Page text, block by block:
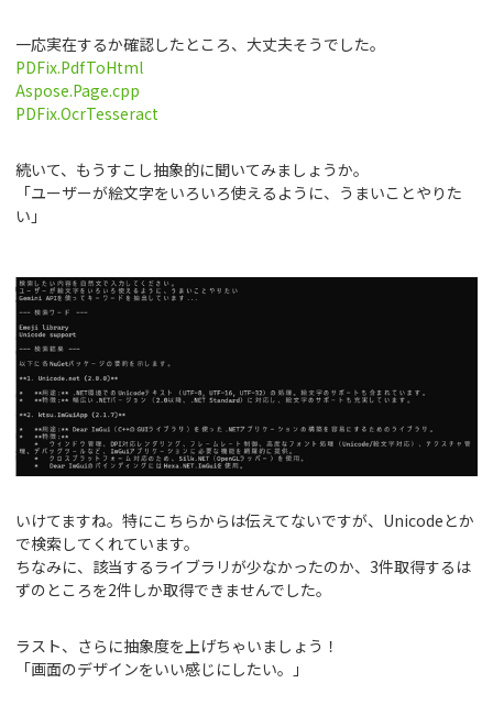
一応実在するか確認したところ、大丈夫そうでした。
PDFix.PdfToHtml
Aspose.Page.cpp
PDFix.OcrTesseract
続いて、もうすこし抽象的に聞いてみましょうか。
「ユーザーが絵文字をいろいろ使えるように、うまいことやりた
い」
いけてますね。特にこちらからは伝えてないですが、Unicodeとか
で検索してくれています。
ちなみに、該当するライブラリが少なかったのか、3件取得するは
ずのところを2件しか取得できませんでした。
ラスト、さらに抽象度を上げちゃいましょう！
「画面のデザインをいい感じにしたい。」